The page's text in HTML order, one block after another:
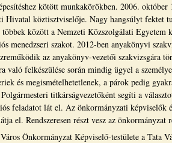
kötött munkakörökben. 2006. október
Hivatal köztisztviselője. Nagy hangsúlyt fektet
többek között a Nemzeti Közszolgálati
menedzseri szakot. 2012-ben anyakönyvi
az anyakönyv-vezetői szakvizsgára
való felkészülése során mindig ügyel a
és megismételhetetlenek, a párok pedig
titkárságvezetőként segíti a
feladatot lát el. Az önkormányzati
el. Rendszeresen részt vesz az
Önkormányzat Képviselő-testülete a Tata